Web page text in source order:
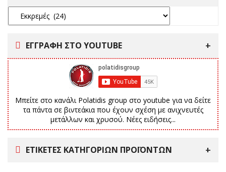
ΕΓΓΡΑΦΗ ΣΤΟ YOUTUBE
Μπείτε στο κανάλι Polatidis group στο youtube για να δείτε
τα πάντα σε βιντεάκια που έχουν σχέση με ανιχνευτές
μετάλλων και χρυσού. Νέες ειδήσεις...
ΕΤΙΚΈΤΕΣ ΚΑΤΗΓΟΡΙΏΝ ΠΡΟΪΌΝΤΩΝ